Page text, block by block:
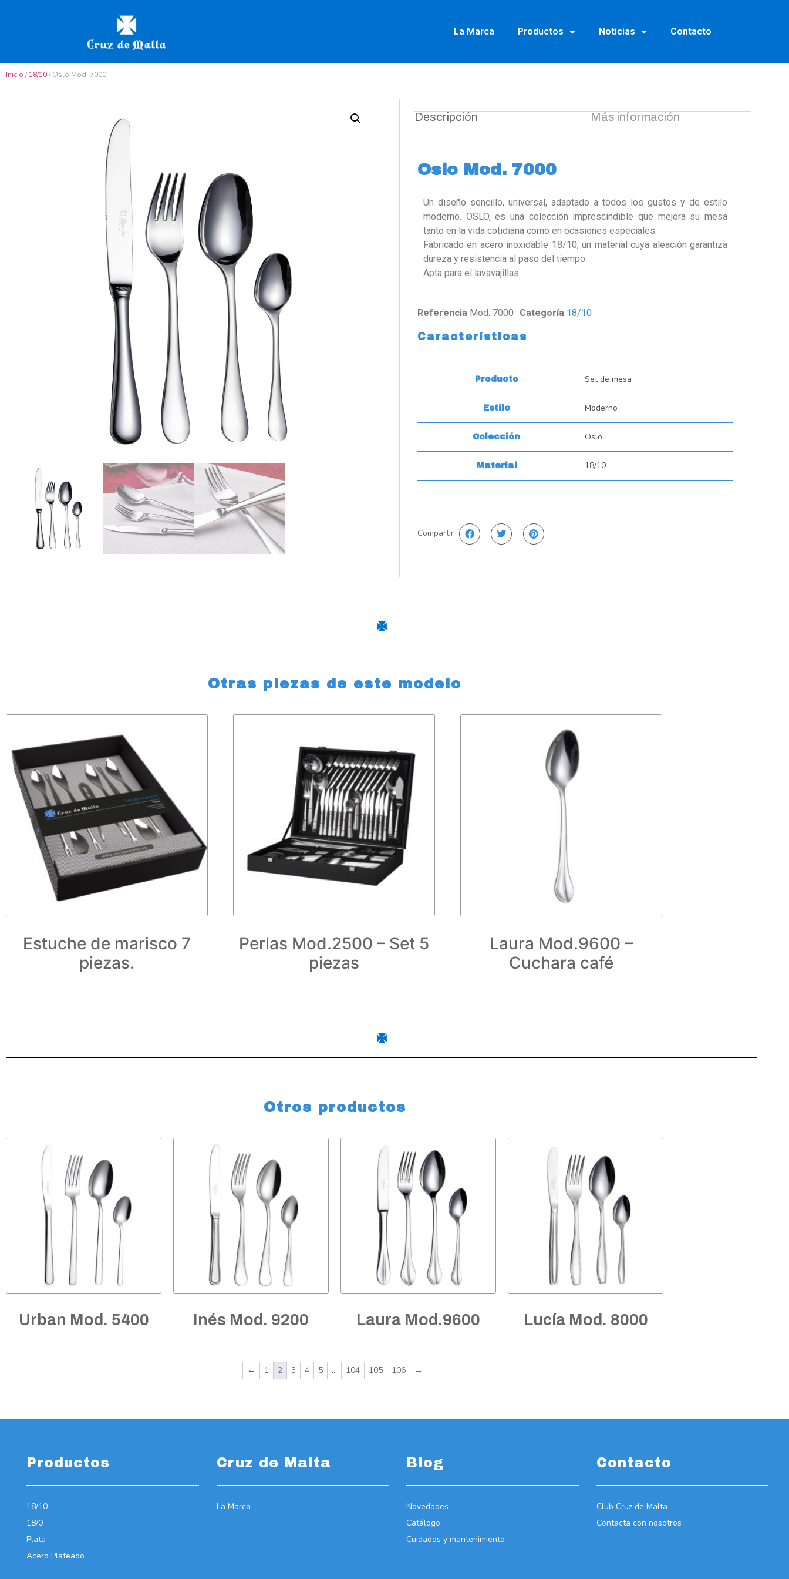
La Marca Productos Noticias Contacto
Inicio /18/10/ Oslo Mod. 7000
Descripción Más información
Oslo Mod. 7000
Un diseño sencillo, universal, adaptado a todos los gustos y de estilo
moderno. OSLO, es una colección imprescindible que mejora su mesa
tanto en la vida cotidiana como en ocasiones especiales.
Fabricado en acero inoxidable 18/10, un material cuya aleación garantiza
dureza y resistencia al paso del tiempo.
Apta para el lavavajillas.
Referencia Mod. 7000 Categoría 18/10
Características
Producto Set de mesa
Estilo Moderno
Colección Oslo
Material 18/10
Compartir
Otras piezas de este modelo
Estuche de marisco 7
piezas.
Perlas Mod.2500 – Set 5
piezas
Laura Mod.9600 –
Cuchara café
Otros productos
Urban Mod. 5400 Inés Mod. 9200 Laura Mod.9600 Lucía Mod. 8000
← 1 2 3 4 5 … 104 105 106 →
Productos
18/10
18/0
Plata
Acero Plateado
Cruz de Malta
La Marca
Blog
Novedades
Catálogo
Cuidados y mantenimiento
Contacto
Club Cruz de Malta
Contacta con nosotros